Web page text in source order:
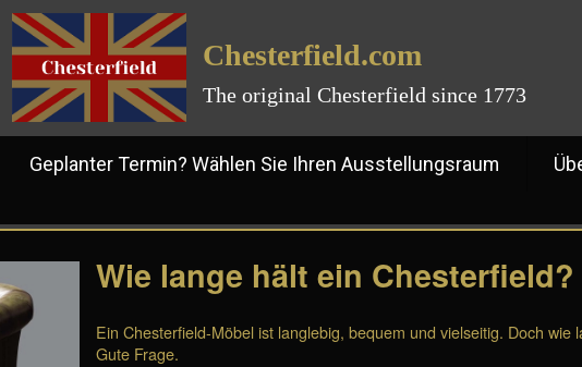
Chesterfield.com
The original Chesterfield since 1773
Geplanter Termin? Wählen Sie Ihren Ausstellungsraum
Wie lange hält ein Chesterfield?
Ein Chesterfield-Möbel ist langlebig, bequem und vielseitig. Doch wie
Gute Frage.